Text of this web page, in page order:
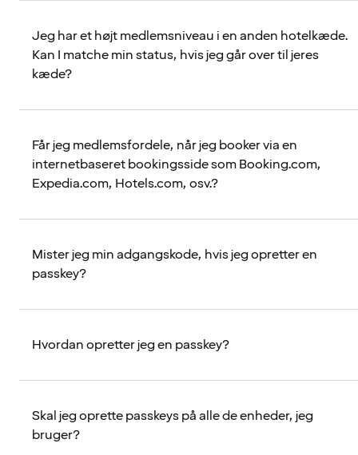
Jeg har et højt medlemsniveau i en anden hotelkæde.
Kan I matche min status, hvis jeg går over til jeres
kæde?
Får jeg medlemsfordele, når jeg booker via en
internetbaseret bookingsside som Booking.com,
Expedia.com, Hotels.com, osv.?
Mister jeg min adgangskode, hvis jeg opretter en
passkey?
Hvordan opretter jeg en passkey?
Skal jeg oprette passkeys på alle de enheder, jeg
bruger?